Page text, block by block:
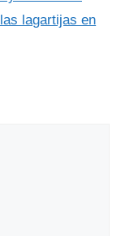
lagartijas en